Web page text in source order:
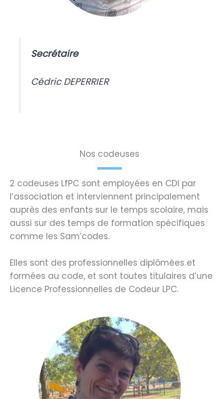
Secrétaire
Cédric DEPERRIER
Nos codeuses
2 codeuses LfPC sont employées en CDI par
l’association et interviennent principalement
auprès des enfants sur le temps scolaire, mais
aussi sur des temps de formation spécifiques
comme les Sam’codes.
Elles sont des professionnelles diplômées et
formées au code, et sont toutes titulaires d’une
Licence Professionnelles de Codeur LPC.